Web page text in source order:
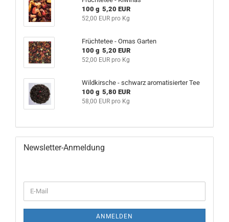
100 g 5,20 EUR
52,00 EUR pro Kg
Früchtetee - Omas Garten
100 g 5,20 EUR
52,00 EUR pro Kg
Wildkirsche - schwarz aromatisierter Tee
100 g 5,80 EUR
58,00 EUR pro Kg
Newsletter-Anmeldung
ZUR
E-
Mail
ANMELDEN